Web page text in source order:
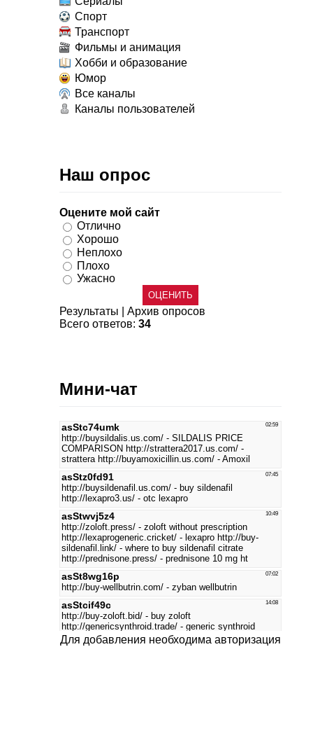
Спорт
Транспорт
Фильмы и анимация
Хобби и образование
Юмор
Все каналы
Каналы пользователей
Наш опрос
Оцените мой сайт
Отлично
Хорошо
Неплохо
Плохо
Ужасно
Результаты
Архив опросов
Всего ответов: 34
Мини-чат
Для добавления необходима авторизация